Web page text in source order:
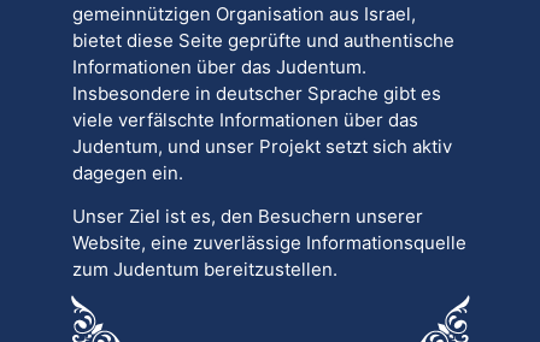
gemeinnützigen Organisation aus Israel,
bietet diese Seite geprüfte und authentische
Informationen über das Judentum.
Insbesondere in deutscher Sprache gibt es
viele verfälschte Informationen über das
Judentum, und unser Projekt setzt sich aktiv
dagegen ein.
Unser Ziel ist es, den Besuchern unserer
Website, eine zuverlässige Informationsquelle
zum Judentum bereitzustellen.